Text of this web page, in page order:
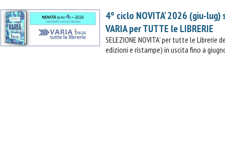
4° ciclo NOVITA' 2026 (giu-lug)
VARIA per TUTTE le LIBRERIE
SELEZIONE NOVITA' per tutte le Librerie
edizioni e ristampe) in uscita fino a